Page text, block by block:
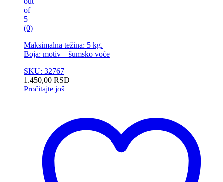
of
5
(0)
Maksimalna težina: 5 kg.
Boja: motiv – šumsko voće
SKU: 32767
1.450,00 RSD
Pročitajte još